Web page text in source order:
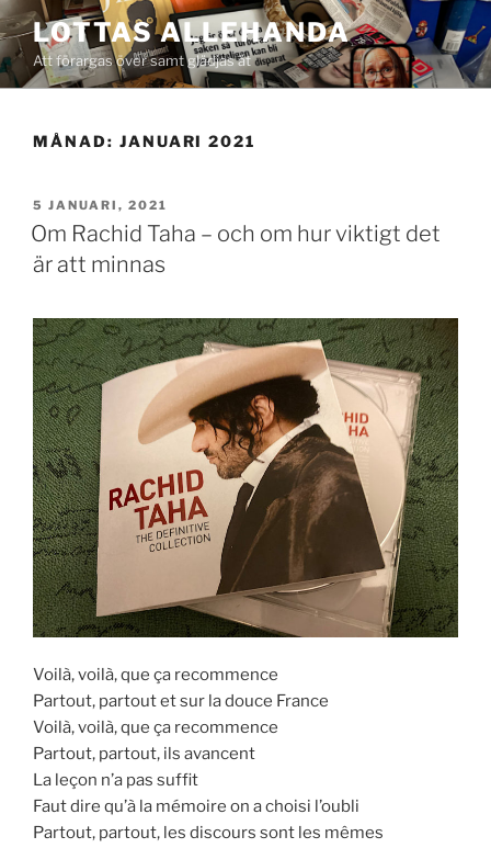
Hoppa
till
innehåll
LOTTAS ALLEHANDA
Att förargas över samt glädjas åt
MÅNAD: JANUARI 2021
PUBLICERAT
5 JANUARI, 2021
Om Rachid Taha – och om hur viktigt det
är att minnas
Voilà, voilà, que ça recommence
Partout, partout et sur la douce France
Voilà, voilà, que ça recommence
Partout, partout, ils avancent
La leçon n’a pas suffit
Faut dire qu’à la mémoire on a choisi l’oubli
Partout, partout, les discours sont les mêmes